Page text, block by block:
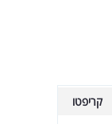
קריפטו